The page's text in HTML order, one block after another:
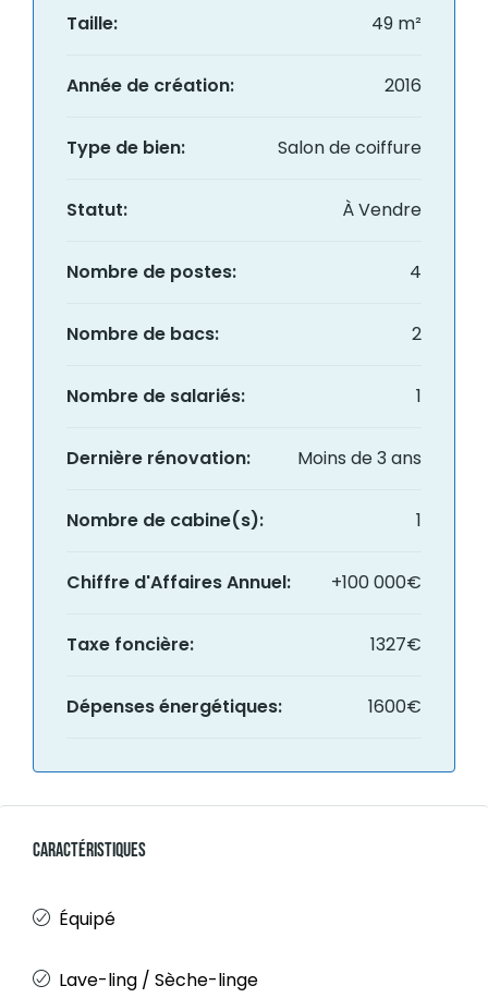
Taille: 49 m²
Année de création: 2016
Type de bien: Salon de coiffure
Statut: À Vendre
Nombre de postes: 4
Nombre de bacs: 2
Nombre de salariés: 1
Dernière rénovation: Moins de 3 ans
Nombre de cabine(s): 1
Chiffre d'Affaires Annuel: +100 000€
Taxe foncière: 1327€
Dépenses énergétiques: 1600€
Caractéristiques
Équipé
Lave-ling / Sèche-linge